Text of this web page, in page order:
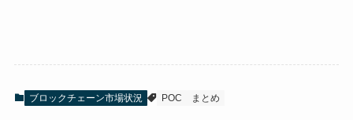
ブロックチェーン市場状況 POC まとめ